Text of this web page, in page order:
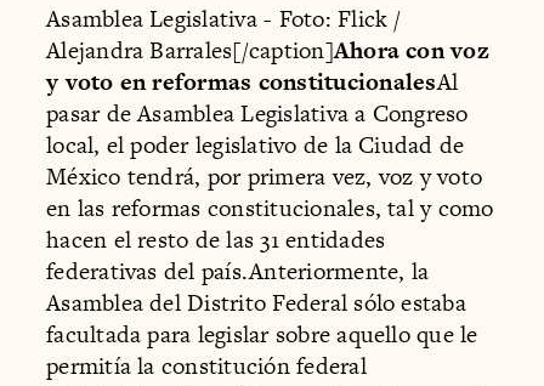
Asamblea Legislativa - Foto: Flick /
Alejandra Barrales[/caption]Ahora con voz
y voto en reformas constitucionalesAl
pasar de Asamblea Legislativa a Congreso
local, el poder legislativo de la Ciudad de
México tendrá, por primera vez, voz y voto
en las reformas constitucionales, tal y como
hacen el resto de las 31 entidades
federativas del país.Anteriormente, la
Asamblea del Distrito Federal sólo estaba
facultada para legislar sobre aquello que le
permitía la constitución federal